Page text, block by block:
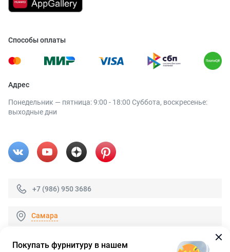
Способы оплаты
Адрес
Понедельник — пятница: 9:00 - 18:00 Суббота, воскресенье:
выходные дни
+7 (986) 950 3686
Самара
Покупать фурнитуру в нашем